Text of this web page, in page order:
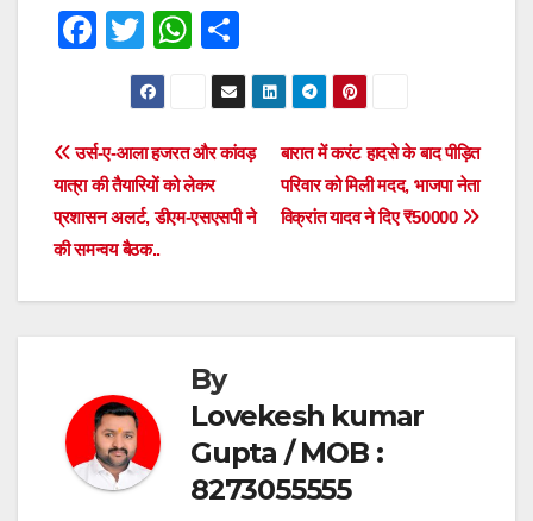
F
e
b
o
o
k
T
wi
tt
er
W
h
at
s
A
p
h
ar
e
Post
navigation
बारात में करंट हादसे के बाद पीड़ित
परिवार को मिली मदद, भाजपा नेता
विक्रांत यादव ने दिए ₹50000
उर्स-ए-आला हजरत और कांवड़
यात्रा की तैयारियों को लेकर
प्रशासन अलर्ट, डीएम-एसएसपी ने
की समन्वय बैठक..
By
Lovekesh kumar
Gupta / MOB :
8273055555